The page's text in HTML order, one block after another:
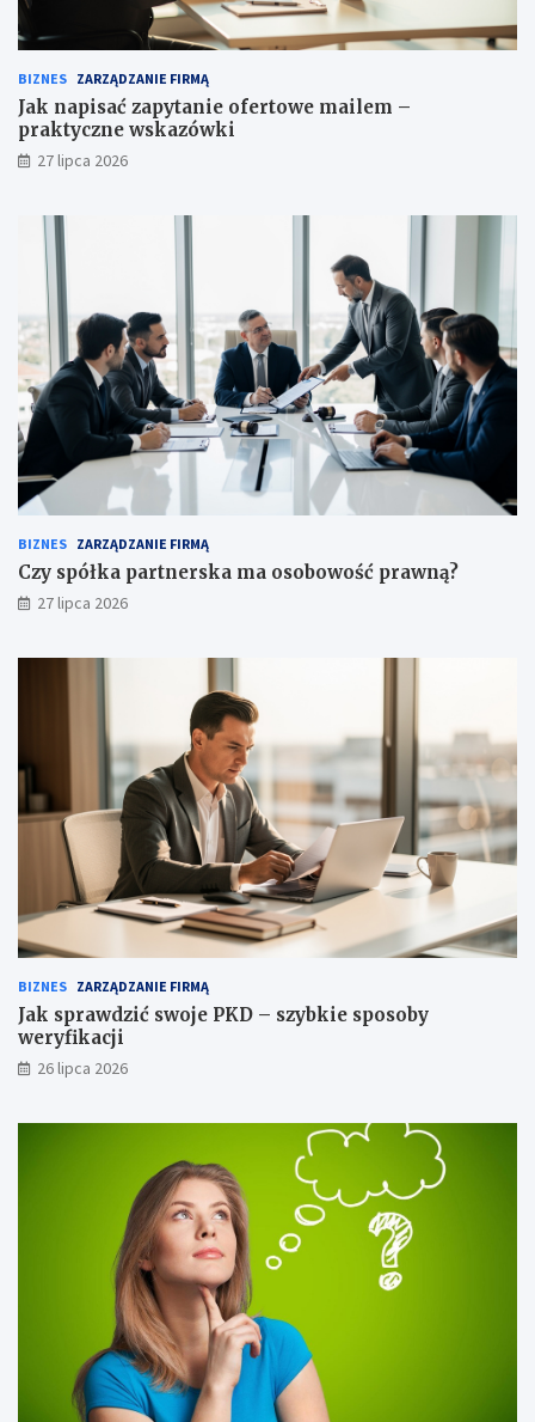
BIZNES ZARZĄDZANIE FIRMĄ
Jak napisać zapytanie ofertowe mailem –
praktyczne wskazówki
27 lipca 2026
BIZNES ZARZĄDZANIE FIRMĄ
Czy spółka partnerska ma osobowość prawną?
27 lipca 2026
BIZNES ZARZĄDZANIE FIRMĄ
Jak sprawdzić swoje PKD – szybkie sposoby
weryfikacji
26 lipca 2026